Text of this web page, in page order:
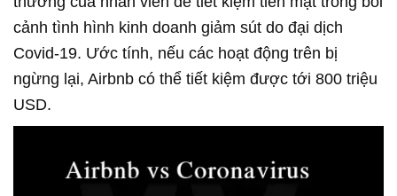
cảnh tình hình kinh doanh giảm sút do đại dịch
Covid-19. Ước tính, nếu các hoạt động trên bị
ngừng lại, Airbnb có thể tiết kiệm được tới 800 triệu
USD.